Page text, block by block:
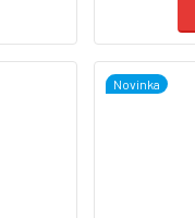
Novinka